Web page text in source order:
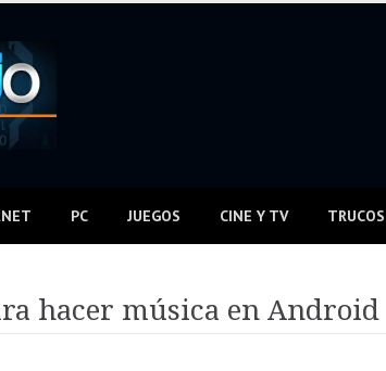
PC JUEGOS CINE Y TV TRUCOS
hacer música en Android